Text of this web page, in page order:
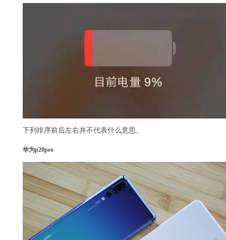
下列排序前后左右并不代表什么意思。
华为p20pro